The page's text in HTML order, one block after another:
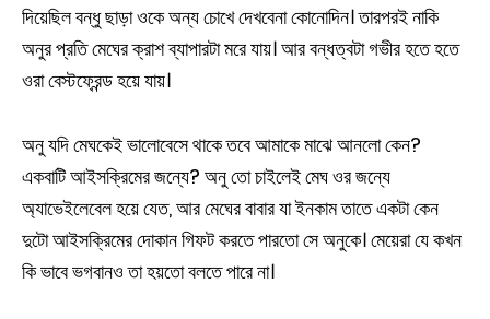
দিয়েছিল বন্ধু ছাড়া ওকে অন্য চোখে দেখবেনা কোনোদিন। তারপরই নাকি
অনুর প্রতি মেঘের ক্রাশ ব্যাপারটা মরে যায়। আর বন্ধত্বটা গভীর হতে হতে
ওরা বেস্টফ্রেন্ড হয়ে যায়।
অনু যদি মেঘকেই ভালোবেসে থাকে তবে আমাকে মাঝে আনলো কেন?
একবাটি আইসক্রিমের জন্যে? অনু তো চাইলেই মেঘ ওর জন্যে
অ্যাভেইলেবেল হয়ে যেত, আর মেঘের বাবার যা ইনকাম তাতে একটা কেন
দুটো আইসক্রিমের দোকান গিফট করতে পারতো সে অনুকে। মেয়েরা যে কখন
কি ভাবে ভগবানও তা হয়তো বলতে পারে না।